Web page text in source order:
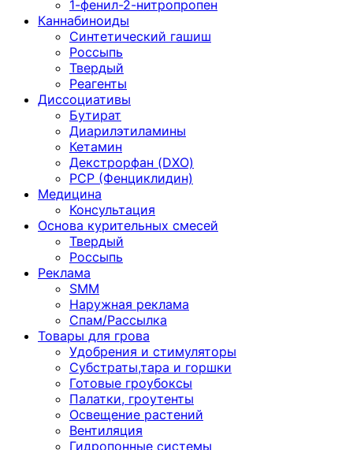
1-фенил-2-нитропропен
Каннабиноиды
Синтетический гашиш
Россыпь
Твердый
Реагенты
Диссоциативы
Бутират
Диарилэтиламины
Кетамин
Декстрорфан (DXO)
PCP (Фенциклидин)
Медицина
Консультация
Основа курительных смесей
Твердый
Россыпь
Реклама
SMM
Наружная реклама
Спам/Рассылка
Товары для грова
Удобрения и стимуляторы
Субстраты,тара и горшки
Готовые гроубоксы
Палатки, гроутенты
Освещение растений
Вентиляция
Гидропонные системы